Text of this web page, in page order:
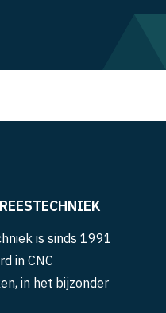
is sinds 1991
in CNC
in het bijzonder